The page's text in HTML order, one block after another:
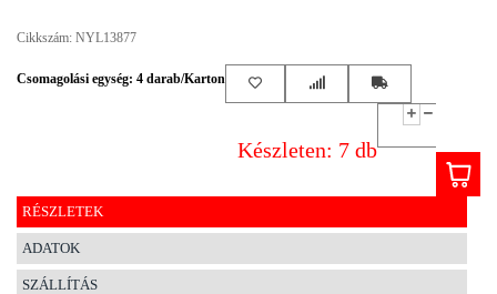
(HÉTFŐTŐL PÉNTEKIG 8-17H)
+36 70 674 0983
Hétfőtől – Péntekig, 8.00 – 17.00-ig
(ebédidő 12.00-12.30 között)
Cikkszám: NYL13877
Csomagolási egység: 4 darab/Karton
Készleten: 7 db
RÉSZLETEK
ADATOK
SZÁLLÍTÁS